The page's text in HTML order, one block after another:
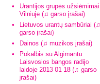
Urantijos grupės užsiėmimai
Vilniuje (♫ garso įrašai)
Lietuvos urantų sambūriai (♫
garso įrašai)
Dainos (♫ muzikos įrašai)
Pokalbis su Algimantu
Laisvosios bangos radijo
laidoje 2013 01 18 (♫ garso
įrašai)